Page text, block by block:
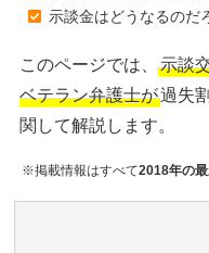
示談金はどうなるのだ
このページでは、
示談
ベテラン弁護士が過失
関して解説します。
※掲載情報はすべて2018年の